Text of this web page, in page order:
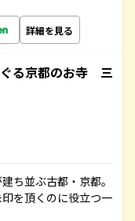
詳細を見る
る京都のお寺 三
ち並ぶ古都・京都。
を頂くのに役立つ一